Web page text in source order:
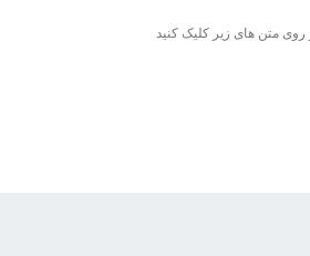
روی متن های زیر کلیک کنید